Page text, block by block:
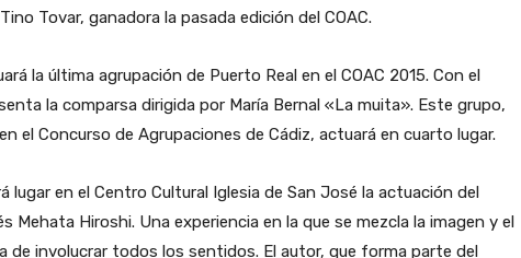
Tovar, ganadora la pasada edición del COAC.
la última agrupación de Puerto Real en el COAC 2015. Con el
la comparsa dirigida por María Bernal «La muita». Este grupo,
el Concurso de Agrupaciones de Cádiz, actuará en cuarto lugar.
lugar en el Centro Cultural Iglesia de San José la actuación del
Hiroshi. Una experiencia en la que se mezcla la imagen y el
de involucrar todos los sentidos. El autor, que forma parte del